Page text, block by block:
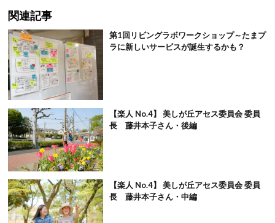
関連記事
第1回リビングラボワークショップ～たまプ
ラに新しいサービスが誕生するかも？
【楽人 No.4】 美しが丘アセス委員会 委員
長 藤井本子さん・後編
【楽人 No.4】 美しが丘アセス委員会 委員
長 藤井本子さん・中編